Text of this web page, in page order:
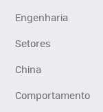
Engenharia
Setores
China
Comportamento